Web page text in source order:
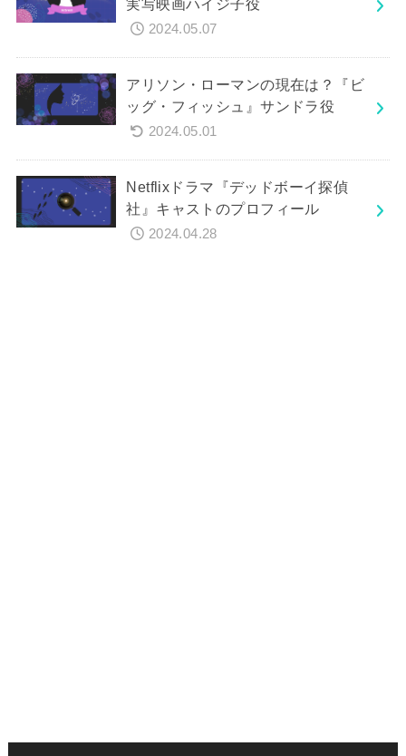
実写映画ハイジ子役
2024.05.07
アリソン・ローマンの現在は？『ビ
ッグ・フィッシュ』サンドラ役
2024.05.01
Netflixドラマ『デッドボーイ探偵
社』キャストのプロフィール
2024.04.28